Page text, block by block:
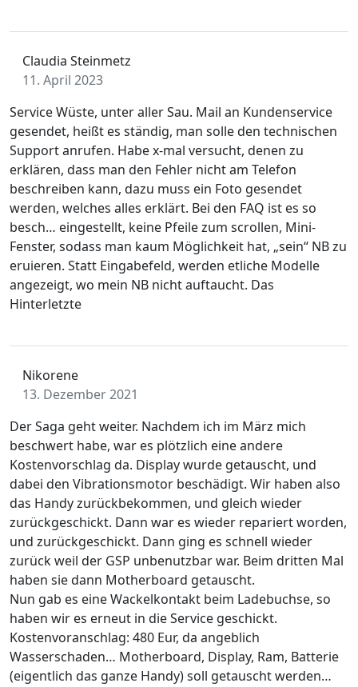
Claudia Steinmetz
11. April 2023
Service Wüste, unter aller Sau. Mail an Kundenservice
gesendet, heißt es ständig, man solle den technischen
Support anrufen. Habe x-mal versucht, denen zu
erklären, dass man den Fehler nicht am Telefon
beschreiben kann, dazu muss ein Foto gesendet
werden, welches alles erklärt. Bei den FAQ ist es so
besch… eingestellt, keine Pfeile zum scrollen, Mini-
Fenster, sodass man kaum Möglichkeit hat, „sein“ NB zu
eruieren. Statt Eingabefeld, werden etliche Modelle
angezeigt, wo mein NB nicht auftaucht. Das
Hinterletzte
Nikorene
13. Dezember 2021
Der Saga geht weiter. Nachdem ich im März mich
beschwert habe, war es plötzlich eine andere
Kostenvorschlag da. Display wurde getauscht, und
dabei den Vibrationsmotor beschädigt. Wir haben also
das Handy zurückbekommen, und gleich wieder
zurückgeschickt. Dann war es wieder repariert worden,
und zurückgeschickt. Dann ging es schnell wieder
zurück weil der GSP unbenutzbar war. Beim dritten Mal
haben sie dann Motherboard getauscht.
Nun gab es eine Wackelkontakt beim Ladebuchse, so
haben wir es erneut in die Service geschickt.
Kostenvoranschlag: 480 Eur, da angeblich
Wasserschaden… Motherboard, Display, Ram, Batterie
(eigentlich das ganze Handy) soll getauscht werden…